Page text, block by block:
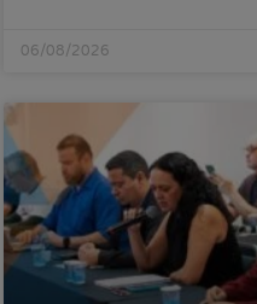
06/08/2026